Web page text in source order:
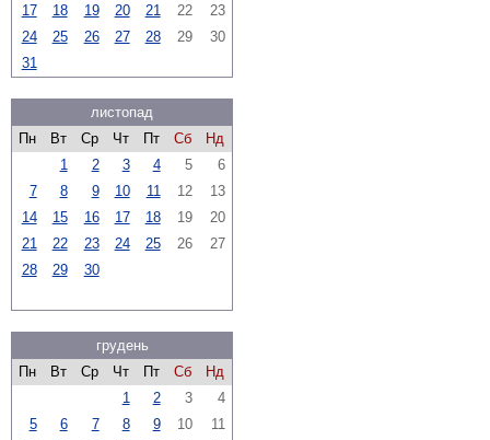
17
18 19 20 21 22
23
24
25 26 27 28 29
30
31
листопад
Пн
Вт Ср Чт Пт Сб
Нд
1
2 3 4 5
6
7
8 9 10 11 12
13
14
15 16 17 18 19
20
21
22 23 24 25 26
27
28
29 30
грудень
Пн
Вт Ср Чт Пт Сб
Нд
1
2 3
4
5
6 7 8 9 10
11